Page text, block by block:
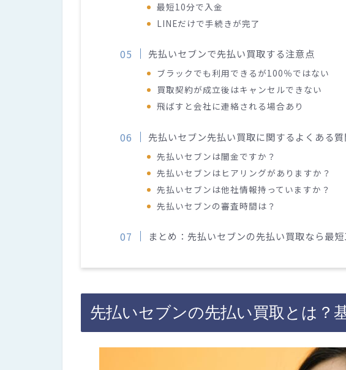
最短10分で入金
LINEだけで手続きが完了
先払いセブンで先払い買取する注意点
ブラックでも利用できるが100％ではない
買取契約が成立後はキャンセルできない
飛ばすと会社に連絡される場合あり
先払いセブン先払い買取に関するよくある質
先払いセブンは闇金ですか？
先払いセブンはヒアリングがありますか？
先払いセブンは他社情報持っていますか？
先払いセブンの審査時間は？
まとめ：先払いセブンの先払い買取なら最
先払いセブンの先払い買取とは？